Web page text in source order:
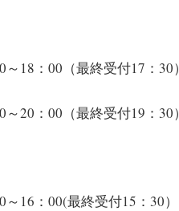
：00（最終受付17：30
：00（最終受付19：30
16：00(最終受付15：30）